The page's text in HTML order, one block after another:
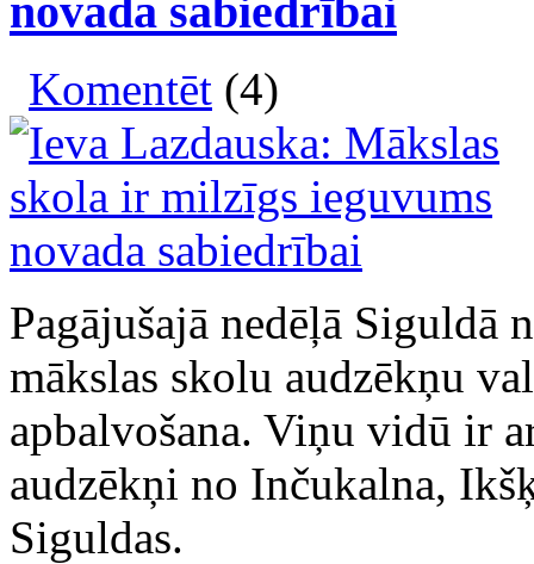
novada sabiedrībai
Komentēt (4)
Pagājušajā nedēļā Siguldā
mākslas skolu audzēkņu
apbalvošana. Viņu vidū ir
audzēkņi no Inčukalna,
Siguldas.